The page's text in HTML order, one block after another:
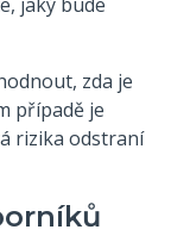
zda je
případě je
rizika odstraní